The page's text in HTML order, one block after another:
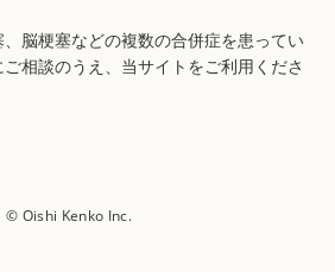
脳梗塞などの複数の合併症を患ってい
相談のうえ、当サイトをご利用くださ
© Oishi Kenko Inc.